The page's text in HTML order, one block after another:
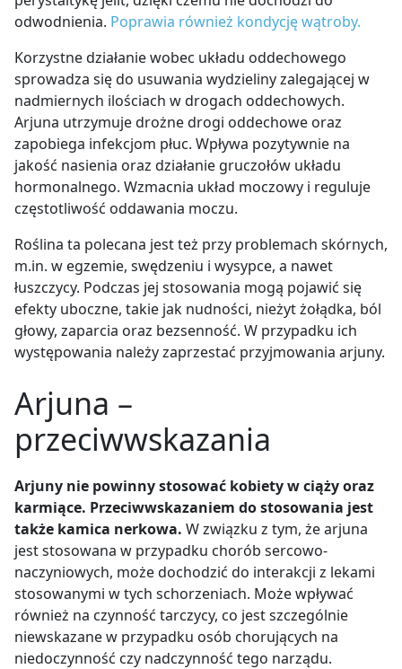
odwodnienia. Poprawia również kondycję wątroby.
Korzystne działanie wobec układu oddechowego
sprowadza się do usuwania wydzieliny zalegającej w
nadmiernych ilościach w drogach oddechowych.
Arjuna utrzymuje drożne drogi oddechowe oraz
zapobiega infekcjom płuc. Wpływa pozytywnie na
jakość nasienia oraz działanie gruczołów układu
hormonalnego. Wzmacnia układ moczowy i reguluje
częstotliwość oddawania moczu.
Roślina ta polecana jest też przy problemach skórnych,
m.in. w egzemie, swędzeniu i wysypce, a nawet
łuszczycy. Podczas jej stosowania mogą pojawić się
efekty uboczne, takie jak nudności, nieżyt żołądka, ból
głowy, zaparcia oraz bezsenność. W przypadku ich
występowania należy zaprzestać przyjmowania arjuny.
Arjuna –
przeciwwskazania
Arjuny nie powinny stosować kobiety w ciąży oraz
karmiące. Przeciwwskazaniem do stosowania jest
także kamica nerkowa. W związku z tym, że arjuna
jest stosowana w przypadku chorób sercowo-
naczyniowych, może dochodzić do interakcji z lekami
stosowanymi w tych schorzeniach. Może wpływać
również na czynność tarczycy, co jest szczególnie
niewskazane w przypadku osób chorujących na
niedoczynność czy nadczynność tego narządu.